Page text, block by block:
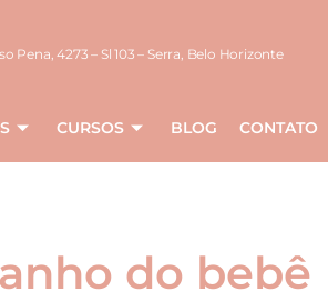
Pena, 4273 – Sl 103 – Serra, Belo Horizonte
CURSOS BLOG CONTATO
do bebê